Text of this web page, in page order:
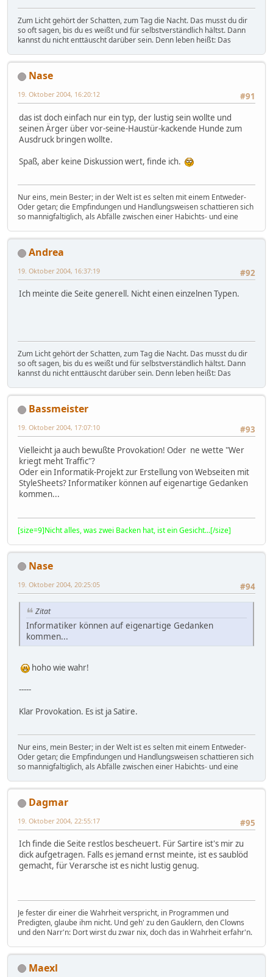
Zum Licht gehört der Schatten, zum Tag die Nacht. Das musst du dir
so oft sagen, bis du es weißt und für selbstverständlich hältst. Dann
kannst du nicht enttäuscht darüber sein. Denn leben heißt: Das
Nase
#91
19. Oktober 2004, 16:20:12
das ist doch einfach nur ein typ, der lustig sein wollte und
seinen Ärger über vor-seine-Haustür-kackende Hunde zum
Ausdruck bringen wollte.
Spaß, aber keine Diskussion wert, finde ich.
Nur eins, mein Bester; in der Welt ist es selten mit einem Entweder-
Oder getan; die Empfindungen und Handlungsweisen schattieren sich
so mannigfaltiglich, als Abfälle zwischen einer Habichts- und eine
Andrea
#92
19. Oktober 2004, 16:37:19
Ich meinte die Seite generell. Nicht einen einzelnen Typen.
Zum Licht gehört der Schatten, zum Tag die Nacht. Das musst du dir
so oft sagen, bis du es weißt und für selbstverständlich hältst. Dann
kannst du nicht enttäuscht darüber sein. Denn leben heißt: Das
Bassmeister
#93
19. Oktober 2004, 17:07:10
Vielleicht ja auch bewußte Provokation! Oder ne wette "Wer
kriegt meht Traffic"?
Oder ein Informatik-Projekt zur Erstellung von Webseiten mit
StyleSheets? Informatiker können auf eigenartige Gedanken
kommen...
[size=9]Nicht alles, was zwei Backen hat, ist ein Gesicht...[/size]
Nase
#94
19. Oktober 2004, 20:25:05
Zitat
Informatiker können auf eigenartige Gedanken
kommen...
hoho wie wahr!
-----
Klar Provokation. Es ist ja Satire.
Nur eins, mein Bester; in der Welt ist es selten mit einem Entweder-
Oder getan; die Empfindungen und Handlungsweisen schattieren sich
so mannigfaltiglich, als Abfälle zwischen einer Habichts- und eine
Dagmar
#95
19. Oktober 2004, 22:55:17
Ich finde die Seite restlos bescheuert. Für Sartire ist's mir zu
dick aufgetragen. Falls es jemand ernst meinte, ist es saublöd
gemacht, für Verarsche ist es nicht lustig genug.
Je fester dir einer die Wahrheit verspricht, in Programmen und
Predigten, glaube ihm nicht. Und geh' zu den Gauklern, den Clowns
und den Narr'n: Dort wirst du zwar nix, doch das in Wahrheit erfahr'n.
Maexl